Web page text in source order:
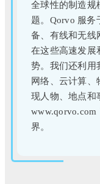
全球性的制造规
题。Qorvo 服务
备、有线和无线
在这些高速发展
势。我们还利用
网络、云计算、
现人物、地点和
www.qorvo.com
界。